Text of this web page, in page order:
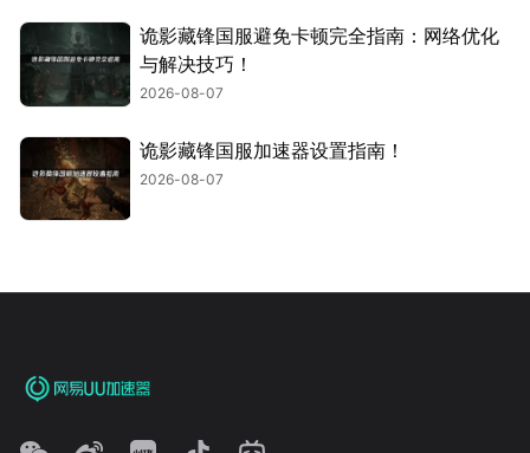
诡影藏锋国服避免卡顿完全指南：网络优化
与解决技巧！
2026-08-07
诡影藏锋国服加速器设置指南！
2026-08-07